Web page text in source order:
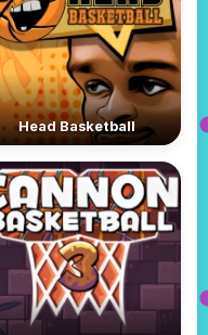
Head Basketball